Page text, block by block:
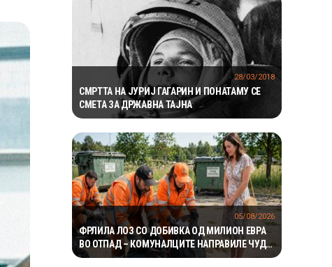
СМРТТА НА ЈУРИЈ ГАГАРИН И ПОНАТАМУ СЕ
СМЕТА ЗА ДРЖАВНА ТАЈНА
28/03/2018
ФРЛИЛА ЛОЗ СО ДОБИВКА ОД МИЛИОН ЕВРА
ВО ОТПАД – КОМУНАЛЦИТЕ НАПРАВИЛЕ ЧУДО
ЗА ДА ГО ПРОНАЈДАТ
05/08/2026